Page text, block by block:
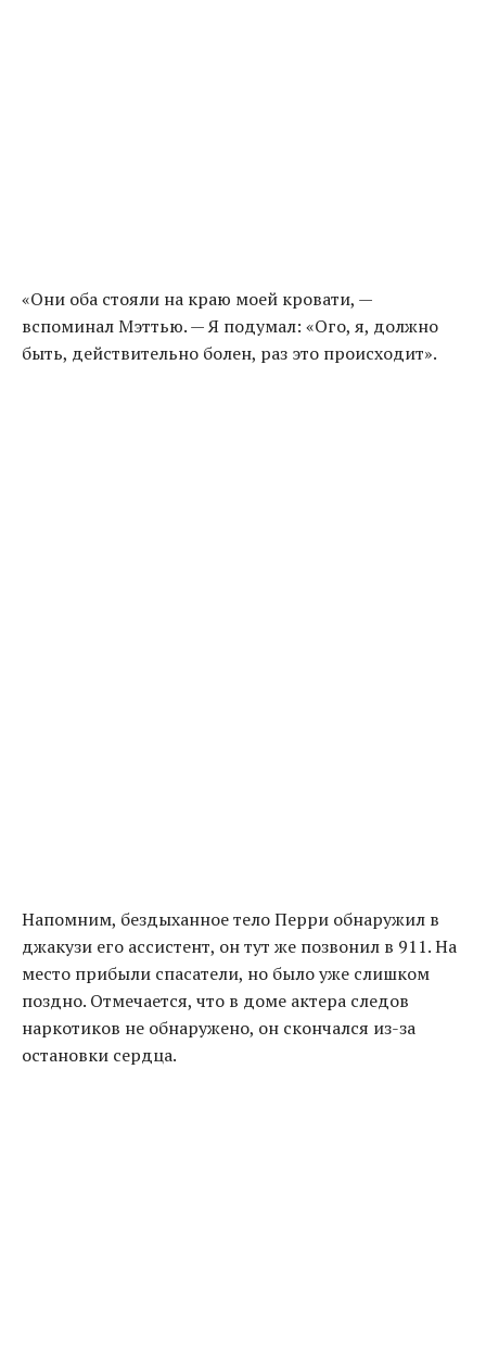
«Они оба стояли на краю моей кровати, —
вспоминал Мэттью. — Я подумал: «Ого, я, должно
быть, действительно болен, раз это происходит».
Напомним, бездыханное тело Перри обнаружил в
джакузи его ассистент, он тут же позвонил в 911. На
место прибыли спасатели, но было уже слишком
поздно. Отмечается, что в доме актера следов
наркотиков не обнаружено, он скончался из-за
остановки сердца.